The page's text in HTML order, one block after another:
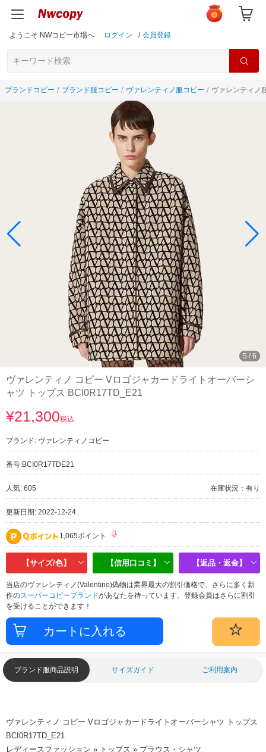
ようこそ NWコピー市場へ ログイン / 会員登録
ブランドコピー ブランド服コピー ヴァレンティノ服コピー ヴァレンティノ
5 / 6
ヴァレンティノ コピー Vロゴジャカードライトオーバーシ
ャツ トップス BCI0R17TD_E21
¥21,300税込
ブランド: ヴァレンティノコピー
番号:BCI0R17TDE21
人気: 605 在庫状況：有り
更新日期: 2022-12-24
1,065ポイント
【サイズ/色】 【信用口コミ】 【返品・返金】
当店のヴァレンティノ(Valentino)偽物は業界最大の割引価格で、さらに多く新
作のスーパーコピーブランドがあなたを待っています、登録会員はさらに割引
を受けることができます！
ブランド服商品説明 サイズガイド ご利用案内
ヴァレンティノ コピー Vロゴジャカードライトオーバーシャツ トップス
BCI0R17TD_E21
レディースファッション » トップス » ブラウス・シャツ